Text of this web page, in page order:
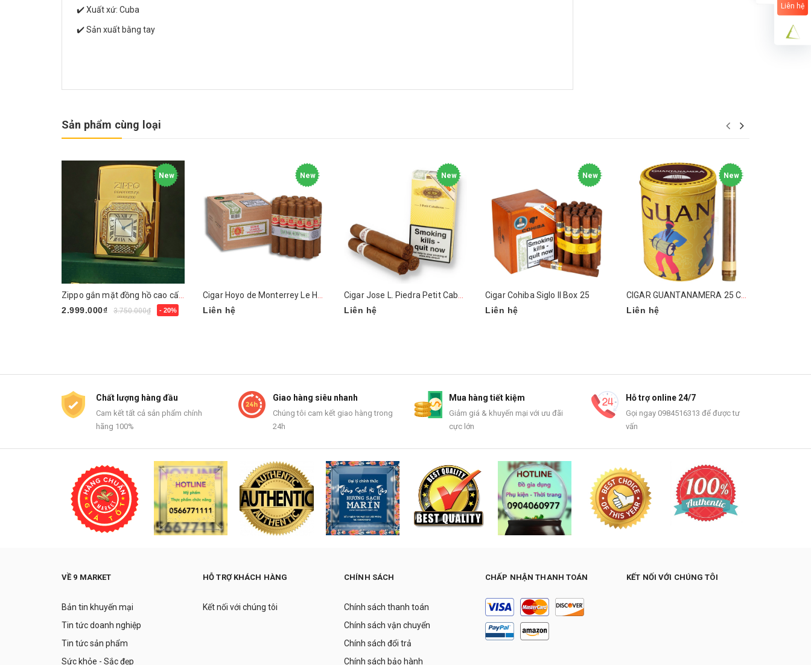
✔️ Xuất xứ: Cuba
✔️ Sản xuất bằng tay
Sản phẩm cùng loại
New
Zippo gắn mặt đồng hồ cao cấp ZN295
2.999.000₫
3.750.000₫ - 20%
New
Liên hệ
New
Liên hệ
New
Cigar Cohiba Siglo II Box 25
Liên hệ
New
Liên hệ
Chất lượng hàng đầu
Cam kết tất cả sản phẩm chính
hãng 100%
Giao hàng siêu nhanh
Chúng tôi cam kết giao hàng trong
24h
Mua hàng tiết kiệm
Giảm giá & khuyến mại với ưu đãi
cực lớn
Hỗ trợ online 24/7
Gọi ngay 0984516313 để được tư
vấn
VỀ 9 MARKET
Bản tin khuyến mại
Tin tức doanh nghiệp
Tin tức sản phẩm
Sức khỏe - Sắc đẹp
HỖ TRỢ KHÁCH HÀNG
Kết nối với chúng tôi
CHÍNH SÁCH
Chính sách thanh toán
Chính sách vận chuyển
Chính sách đổi trả
Chính sách bảo hành
CHẤP NHẬN THANH TOÁN KẾT NỐI VỚI CHÚNG TÔI
Liên hệ